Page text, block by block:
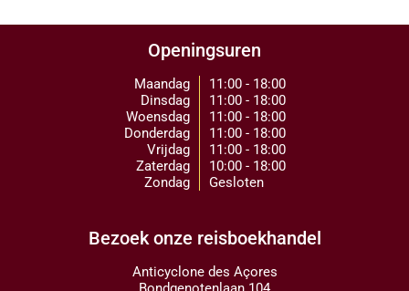
Openingsuren
Maandag
Dinsdag
Woensdag
Donderdag
Vrijdag
Zaterdag
Zondag
11:00 - 18:00
11:00 - 18:00
11:00 - 18:00
11:00 - 18:00
11:00 - 18:00
10:00 - 18:00
Gesloten
Bezoek onze reisboekhandel
Anticyclone des Açores